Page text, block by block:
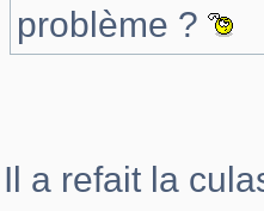
problème ?
Il a refait la